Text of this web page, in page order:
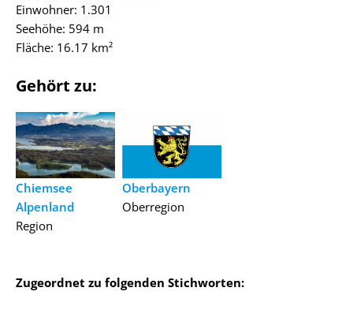
Einwohner: 1.301
Seehöhe: 594 m
Fläche: 16.17 km²
Gehört zu:
Chiemsee
Alpenland
Region
Oberbayern
Oberregion
Zugeordnet zu folgenden Stichworten: